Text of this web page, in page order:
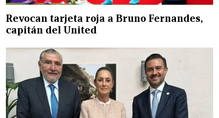
Revocan tarjeta roja a Bruno Fernandes,
capitán del United